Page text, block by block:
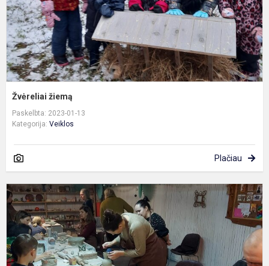
Žvėreliai žiemą
Paskelbta: 2023-01-13
Kategorija: Veiklos
Plačiau